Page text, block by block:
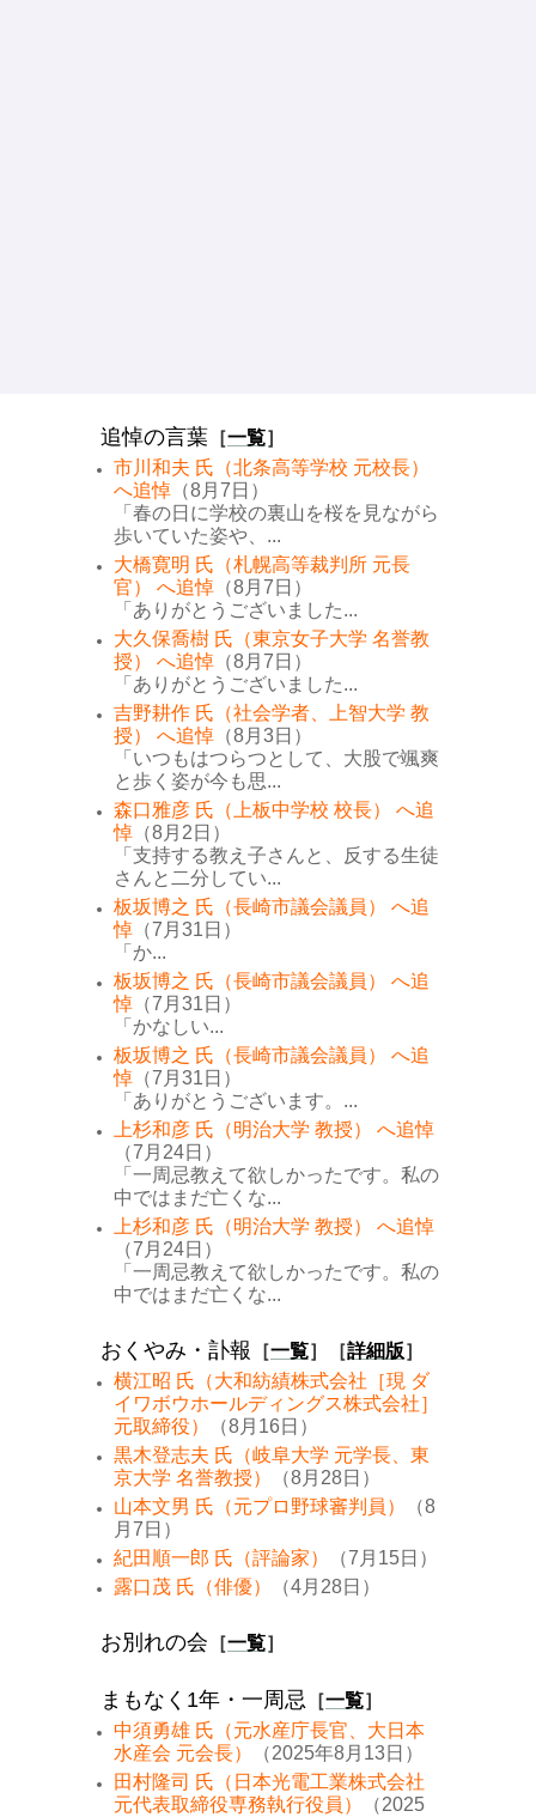
追悼の言葉 ［一覧］
市川和夫 氏（北条高等学校 元校長）
へ追悼 （8月7日）
「春の日に学校の裏山を桜を見ながら
歩いていた姿や、...
大橋寛明 氏（札幌高等裁判所 元長
官） へ追悼 （8月7日）
「ありがとうございました...
大久保喬樹 氏（東京女子大学 名誉教
授） へ追悼 （8月7日）
「ありがとうございました...
吉野耕作 氏（社会学者、上智大学 教
授） へ追悼 （8月3日）
「いつもはつらつとして、大股で颯爽
と歩く姿が今も思...
森口雅彦 氏（上板中学校 校長） へ追
悼 （8月2日）
「支持する教え子さんと、反する生徒
さんと二分してい...
板坂博之 氏（長崎市議会議員） へ追
悼 （7月31日）
「か...
板坂博之 氏（長崎市議会議員） へ追
悼 （7月31日）
「かなしい...
板坂博之 氏（長崎市議会議員） へ追
悼 （7月31日）
「ありがとうございます。...
上杉和彦 氏（明治大学 教授） へ追悼
（7月24日）
「一周忌教えて欲しかったです。私の
中ではまだ亡くな...
上杉和彦 氏（明治大学 教授） へ追悼
（7月24日）
「一周忌教えて欲しかったです。私の
中ではまだ亡くな...
おくやみ・訃報 ［一覧］［詳細版］
横江昭 氏（大和紡績株式会社［現 ダ
イワボウホールディングス株式会社］
元取締役）
（8月16日）
黒木登志夫 氏（岐阜大学 元学長、東
京大学 名誉教授）
（8月28日）
山本文男 氏（元プロ野球審判員）
（8
月7日）
紀田順一郎 氏（評論家）
（7月15日）
露口茂 氏（俳優）
（4月28日）
お別れの会 ［一覧］
まもなく1年・一周忌 ［一覧］
中須勇雄 氏（元水産庁長官、大日本
水産会 元会長）
（2025年8月13日）
田村隆司 氏（日本光電工業株式会社
元代表取締役専務執行役員）
（2025